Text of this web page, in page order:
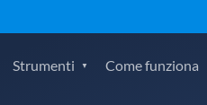
Strumenti Come funziona